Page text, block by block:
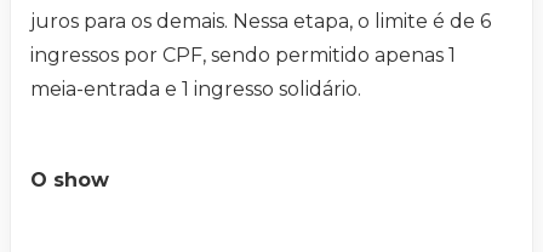
juros para os demais. Nessa etapa, o limite é de 6
ingressos por CPF, sendo permitido apenas 1
meia-entrada e 1 ingresso solidário.
O show